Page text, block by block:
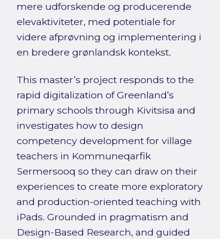
mere udforskende og producerende
elevaktiviteter, med potentiale for
videre afprøvning og implementering i
en bredere grønlandsk kontekst.
This master’s project responds to the
rapid digitalization of Greenland’s
primary schools through Kivitsisa and
investigates how to design
competency development for village
teachers in Kommuneqarfik
Sermersooq so they can draw on their
experiences to create more exploratory
and production-oriented teaching with
iPads. Grounded in pragmatism and
Design-Based Research, and guided